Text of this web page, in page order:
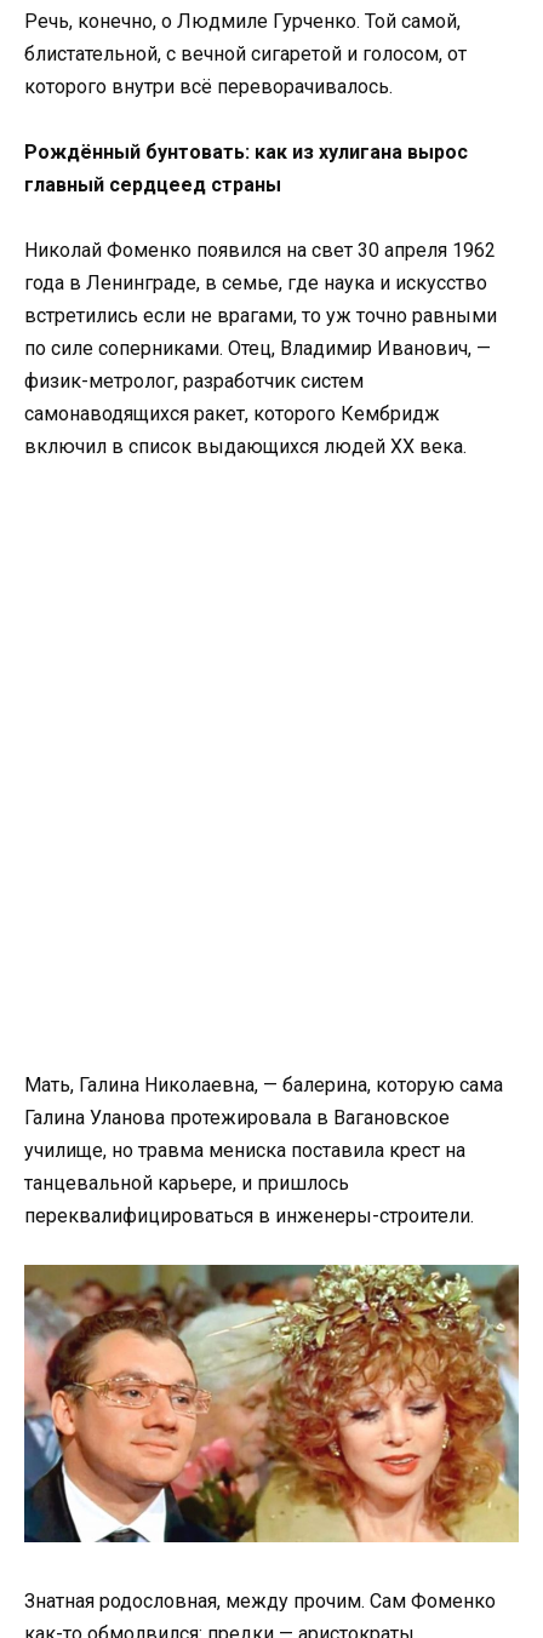
Речь, конечно, о Людмиле Гурченко. Той самой,
блистательной, с вечной сигаретой и голосом, от
которого внутри всё переворачивалось.
Рождённый бунтовать: как из хулигана вырос
главный сердцеед страны
Николай Фоменко появился на свет 30 апреля 1962
года в Ленинграде, в семье, где наука и искусство
встретились если не врагами, то уж точно равными
по силе соперниками. Отец, Владимир Иванович, —
физик-метролог, разработчик систем
самонаводящихся ракет, которого Кембридж
включил в список выдающихся людей XX века.
Мать, Галина Николаевна, — балерина, которую сама
Галина Уланова протежировала в Вагановское
училище, но травма мениска поставила крест на
танцевальной карьере, и пришлось
переквалифицироваться в инженеры-строители.
Знатная родословная, между прочим. Сам Фоменко